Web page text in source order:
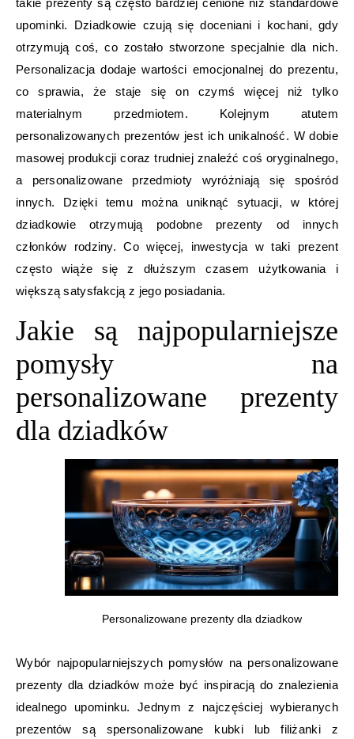
takie prezenty są często bardziej cenione niż standardowe
upominki. Dziadkowie czują się doceniani i kochani, gdy
otrzymują coś, co zostało stworzone specjalnie dla nich.
Personalizacja dodaje wartości emocjonalnej do prezentu,
co sprawia, że staje się on czymś więcej niż tylko
materialnym przedmiotem. Kolejnym atutem
personalizowanych prezentów jest ich unikalność. W dobie
masowej produkcji coraz trudniej znaleźć coś oryginalnego,
a personalizowane przedmioty wyróżniają się spośród
innych. Dzięki temu można uniknąć sytuacji, w której
dziadkowie otrzymują podobne prezenty od innych
członków rodziny. Co więcej, inwestycja w taki prezent
często wiąże się z dłuższym czasem użytkowania i
większą satysfakcją z jego posiadania.
Jakie są najpopularniejsze
pomysły na
personalizowane prezenty
dla dziadków
Personalizowane prezenty dla dziadkow
Wybór najpopularniejszych pomysłów na personalizowane
prezenty dla dziadków może być inspiracją do znalezienia
idealnego upominku. Jednym z najczęściej wybieranych
prezentów są spersonalizowane kubki lub filiżanki z